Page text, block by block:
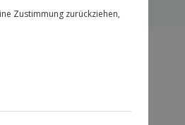
10 Jahre gültig & verlängerbar.
Melde dich hier an